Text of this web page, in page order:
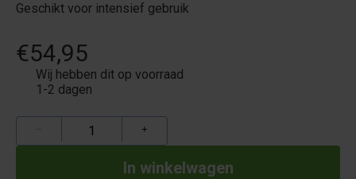
Geschikt voor intensief gebruik
€54,95
Wij hebben dit op voorraad
1-2 dagen
+